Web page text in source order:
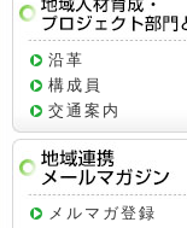
沿革
構成員
交通案内
メルマガ登録